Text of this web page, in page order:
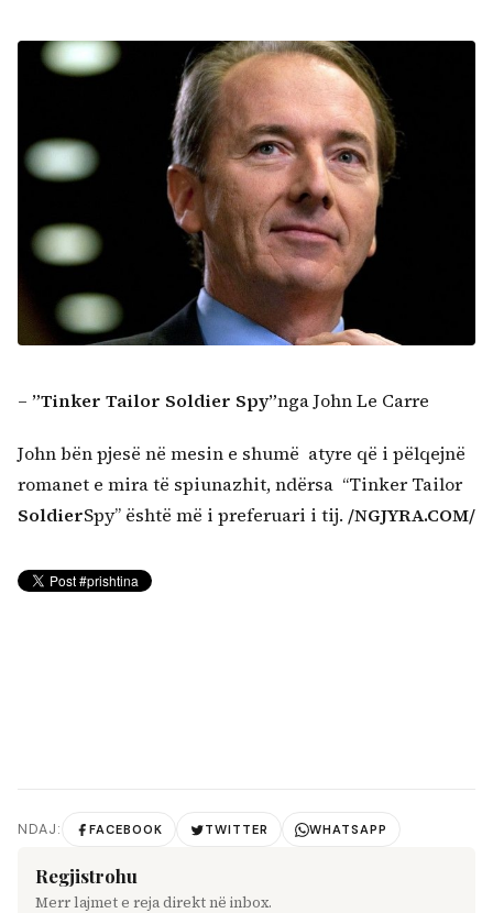
– ”Tinker Tailor Soldier Spy”nga John Le Carre
John bën pjesë në mesin e shumë atyre që i pëlqejnë
romanet e mira të spiunazhit, ndërsa “Tinker Tailor
SoldierSpy” është më i preferuari i tij. /NGJYRA.COM/
NDAJ: FACEBOOK TWITTER WHATSAPP
Regjistrohu
Merr lajmet e reja direkt në inbox.